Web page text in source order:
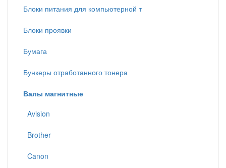
Блоки питания для компьютерной т
Блоки проявки
Бумага
Бункеры отработанного тонера
Валы магнитные
Avision
Brother
Canon